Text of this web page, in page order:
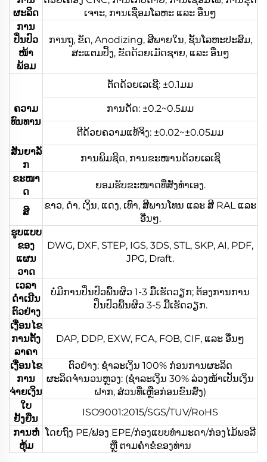
ຜະລິດ
ເຈາະ, ການເຊື່ອມໂລຫະ ແລະ ອື່ນໆ
ການ
ປິ່ນປົວ
ໜ້າ
ພ້ອມ
ການຖູ, ຂັດ, Anodizing, ສີພາຍໃນ, ຊັ້ນໂລຫະປະສົມ,
ສະແຕມປິ້ງ, ຂັດດ້ວຍເມັດຊາຍ, ແລະ ອື່ນໆ
ຄວາມ
ທົນທານ
ຕັດດ້ວຍເລເຊີ: ±0.1ມມ
ການດັດ: ±0.2~0.5ມມ
ຕີດ້ວຍຄວາມແທ້ຈິງ: ±0.02~±0.05ມມ
ສັນຍາລັ
ກ
ການພິມຊີດ, ການຂະໜານດ້ວຍເລເຊີ
ຂະໜາ
ດ
ຍອມຮັບຂະໜາດທີ່ສັ່ງທຳເອງ.
ສີ
ຂາວ, ດຳ, ເງິນ, ແດງ, ເທົາ, ສີພານໂທນ ແລະ ສີ RAL ແລະ
ອື່ນໆ.
ຮູບແບບ
ຂອງ
ແຜນ
ວາດ
DWG, DXF, STEP, IGS, 3DS, STL, SKP, AI, PDF,
JPG, Draft.
ເວລາ
ດຳເນີນ
ຕົວຢ່າງ
ບໍ່ມີການປິ່ນປົວພື້ນຜິວ 1-3 ມື້ເຮັດວຽກ; ຕ້ອງການການ
ປິ່ນປົວພື້ນຜິວ 3-5 ມື້ເຮັດວຽກ.
ເງື່ອນໄຂ
ການຕັ້ງ
ລາຄາ
DAP, DDP, EXW, FCA, FOB, CIF, ແລະ ອື່ນໆ
ເງື່ອນໄຂ
ການ
ຈ່າຍເງິນ
ຕົວຢ່າງ: ຊຳລະເງິນ 100% ກ່ອນການຜະລິດ
ຜະລິດຈຳນວນຫຼວງ: (ຊຳລະເງິນ 30% ລ່ວງໜ້າເປັນເງິນ
ຝາກ, ສ່ວນທີ່ເຫຼືອກ່ອນຂົນສົ່ງ)
ໃບ
ຢັ້ງຢືນ
ISO9001:2015/SGS/TUV/RoHS
ການຫໍ່
ຫຸ້ມ
ໂດຍຖົງ PE/ຟອງ EPE/ກ່ອງແບບທຳມະດາ/ກ່ອງໄມ້ພອລີ
ຫຼື ຕາມຄຳຂໍຂອງທ່ານ